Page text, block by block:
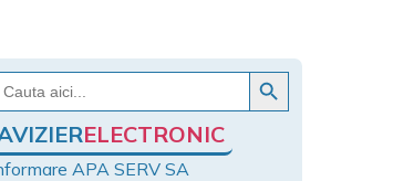
for:
Search Button
ELECTRONIC
APA SERV SA